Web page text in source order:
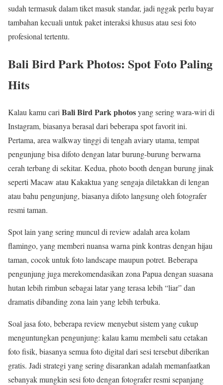
sudah termasuk dalam tiket masuk standar, jadi nggak perlu bayar
tambahan kecuali untuk paket interaksi khusus atau sesi foto
profesional tertentu.
Bali Bird Park Photos: Spot Foto Paling
Hits
Kalau kamu cari Bali Bird Park photosyang sering wara-wiri di
Instagram, biasanya berasal dari beberapa spot favorit ini.
Pertama, area walkway tinggi di tengah aviary utama, tempat
pengunjung bisa difoto dengan latar burung-burung berwarna
cerah terbang di sekitar. Kedua, photo booth dengan burung jinak
seperti Macaw atau Kakaktua yang sengaja diletakkan di lengan
atau bahu pengunjung, biasanya difoto langsung oleh fotografer
resmi taman.
Spot lain yang sering muncul di review adalah area kolam
flamingo, yang memberi nuansa warna pink kontras dengan hijau
taman, cocok untuk foto landscape maupun potret. Beberapa
pengunjung juga merekomendasikan zona Papua dengan suasana
hutan lebih rimbun sebagai latar yang terasa lebih “liar” dan
dramatis dibanding zona lain yang lebih terbuka.
Soal jasa foto, beberapa review menyebut sistem yang cukup
menguntungkan pengunjung: kalau kamu membeli satu cetakan
foto fisik, biasanya semua foto digital dari sesi tersebut diberikan
gratis. Jadi strategi yang sering disarankan adalah memanfaatkan
sebanyak mungkin sesi foto dengan fotografer resmi sepanjang